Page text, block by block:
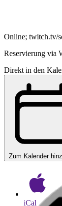
Online; twitch.tv/
Reservierung via
Direkt in den
Zum Kalender
iCal